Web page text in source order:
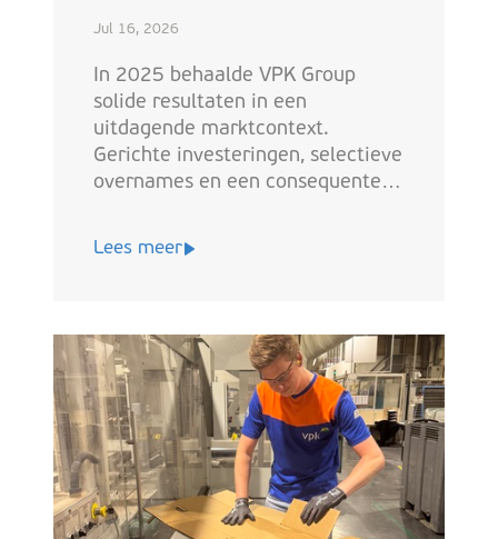
Jul 16, 2026
In 2025 behaalde VPK Group
solide resultaten in een
uitdagende marktcontext.
Gerichte investeringen, selectieve
overnames en een consequente
lieten de groep toe haar positie
als betrouwbare partner in
Lees meer